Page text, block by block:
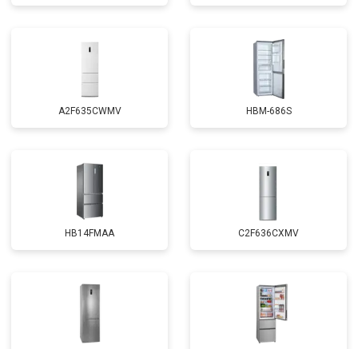
A2F635CWMV HBM-686S
HB14FMAA C2F636CXMV